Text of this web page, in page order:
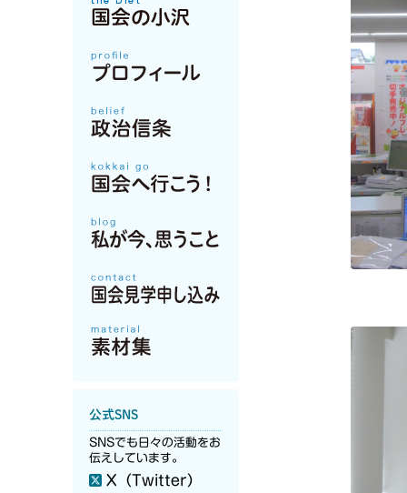
公式SNS
SNSでも日々の活動をお
伝えしています。
X（Twitter）